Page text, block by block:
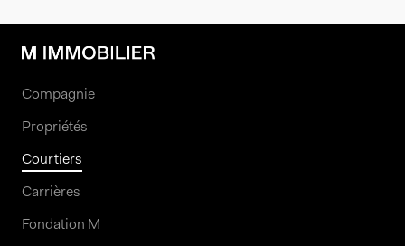
Compagnie
Propriétés
Courtiers
Carrières
Fondation M